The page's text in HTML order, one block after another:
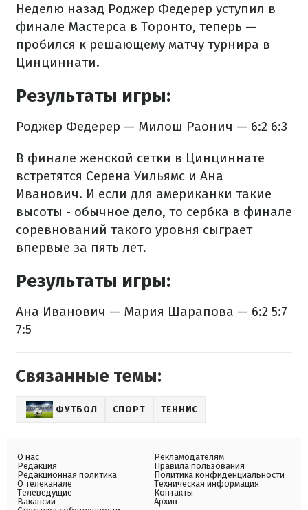
Неделю назад Роджер Федерер уступил в
финале Мастерса в Торонто, теперь —
пробился к решающему матчу турнира в
Цинциннати.
Результаты игры:
Роджер Федерер — Милош Раонич — 6:2 6:3
В финале женской сетки в Цинциннате
встретятся Серена Уильямс и Ана
Иванович. И если для американки такие
высоты - обычное дело, то сербка в финале
соревнований такого уровня сыграет
впервые за пять лет.
Результаты игры:
Ана Иванович — Мария Шарапова — 6:2 5:7
7:5
Связанные темы:
ФУТБОЛ СПОРТ ТЕННИС
О нас
Редакция
Редакционная политика
О телеканале
Телеведущие
Вакансии
Рекламодателям
Правила пользования
Политика конфиденциальности
Техническая информация
Контакты
Архив